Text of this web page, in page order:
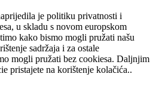
je politiku privatnosti i
u skladu s novom europskom
kako bismo mogli pružati našu
sadržaja i za ostale
mogli pružati bez cookiesa. Daljnjim
pristajete na korištenje kolačića..